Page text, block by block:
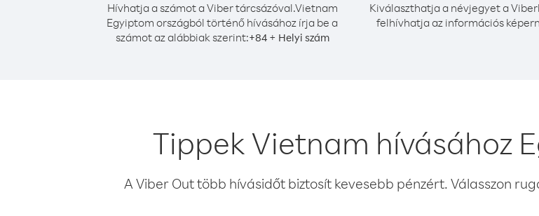
Hívhatja a számot a Viber tárcsázóval.Vietnam
Egyiptom országból történő hívásához írja be a
számot az alábbiak szerint:+84+ Helyi szám
Kiválaszthatja a névjegyet a
felhívhatja az információs
Tippek Vietnam hívásához
A Viber Out több hívásidőt biztosít kevesebb pénzért. Válasszon